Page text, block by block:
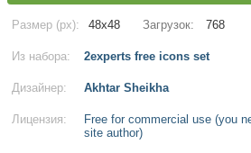
Размер (px): 48x48 Загрузок: 768
Из набора: 2experts free icons set
Дизайнер: Akhtar Sheikha
Лицензия:
Free for commercial use (you
site author)